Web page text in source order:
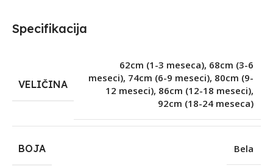
Specifikacija
VELIČINA
62cm (1-3 meseca), 68cm (3-6
meseci), 74cm (6-9 meseci), 80cm (9-
12 meseci), 86cm (12-18 meseci),
92cm (18-24 meseca)
BOJA Bela